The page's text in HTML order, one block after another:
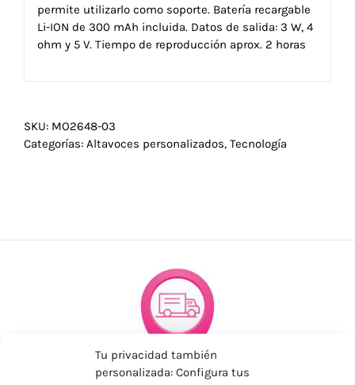
Tu privacidad también
personalizada: Configura tus
permite utilizarlo como soporte. Batería recargable
Li-ION de 300 mAh incluida. Datos de salida: 3 W, 4
ohm y 5 V. Tiempo de reproducción aprox. 2 horas
SKU: MO2648-03
Categorías: Altavoces personalizados, Tecnología
ENVÍOS ECONÓMICOS